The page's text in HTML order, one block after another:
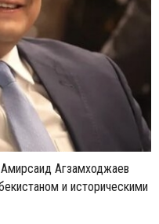
Агзамходжаев
и историческими